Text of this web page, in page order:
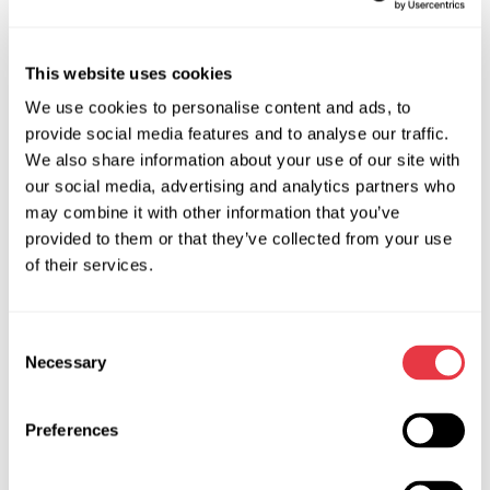
This website uses cookies
We use cookies to personalise content and ads, to
provide social media features and to analyse our traffic.
We also share information about your use of our site with
our social media, advertising and analytics partners who
may combine it with other information that you’ve
provided to them or that they’ve collected from your use
of their services.
Selection
Necessary
Preferences
генераторів
Діагностичні стенди MSG Equipment забезпечують
комплексну перевірку широкого спектру автомобільних
агрегатів: генераторів з різними системами керування,
включаючи системи "старт-стоп" і м'які гібриди, стартерів
різної потужності, реле-регуляторів напруги. Обладнання
діагностику керуючої електроніки, а спеціалізоване
генераторів дозволяє працювати з сучасними системами
"м'якого" гібрида, де використовуються інтегровані